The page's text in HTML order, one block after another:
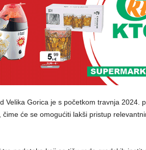
Velika Gorica je s početkom travnja 2024.
će se omogućiti lakši pristup